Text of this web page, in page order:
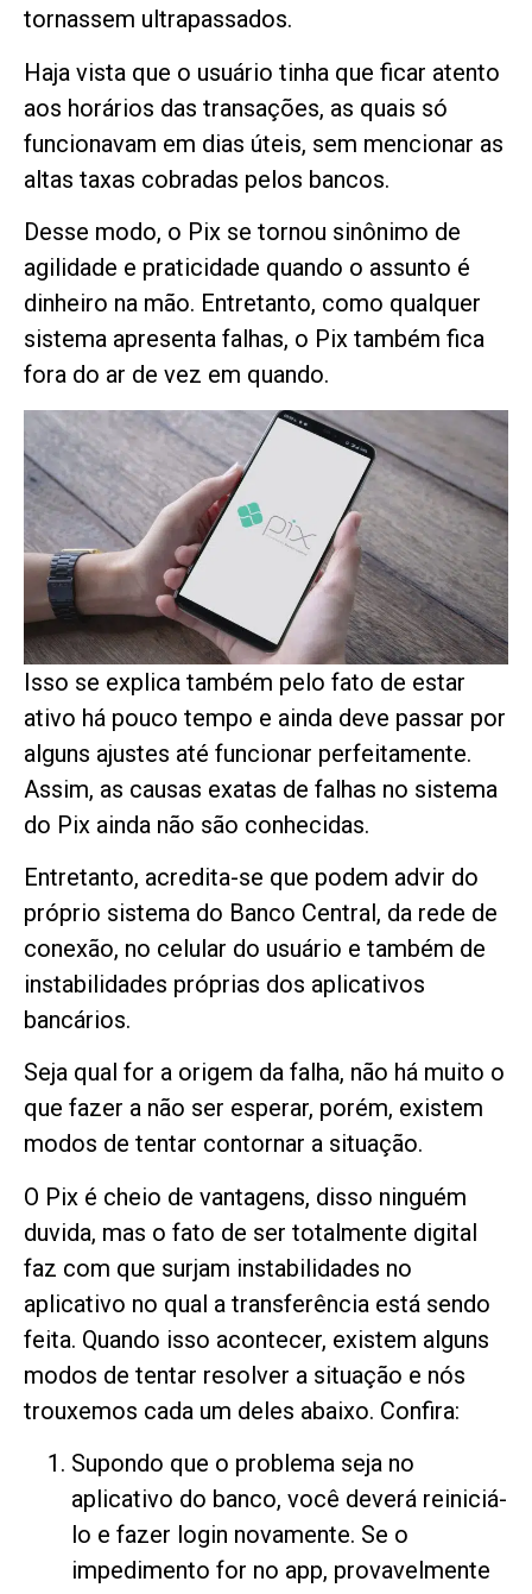
tornassem ultrapassados.
Haja vista que o usuário tinha que ficar atento
aos horários das transações, as quais só
funcionavam em dias úteis, sem mencionar as
altas taxas cobradas pelos bancos.
Desse modo, o Pix se tornou sinônimo de
agilidade e praticidade quando o assunto é
dinheiro na mão. Entretanto, como qualquer
sistema apresenta falhas, o Pix também fica
fora do ar de vez em quando.
Isso se explica também pelo fato de estar
ativo há pouco tempo e ainda deve passar por
alguns ajustes até funcionar perfeitamente.
Assim, as causas exatas de falhas no sistema
do Pix ainda não são conhecidas.
Entretanto, acredita-se que podem advir do
próprio sistema do Banco Central, da rede de
conexão, no celular do usuário e também de
instabilidades próprias dos aplicativos
bancários.
Seja qual for a origem da falha, não há muito o
que fazer a não ser esperar, porém, existem
modos de tentar contornar a situação.
O Pix é cheio de vantagens, disso ninguém
duvida, mas o fato de ser totalmente digital
faz com que surjam instabilidades no
aplicativo no qual a transferência está sendo
feita. Quando isso acontecer, existem alguns
modos de tentar resolver a situação e nós
trouxemos cada um deles abaixo. Confira:
Supondo que o problema seja no
aplicativo do banco, você deverá reiniciá-
lo e fazer login novamente. Se o
impedimento for no app, provavelmente